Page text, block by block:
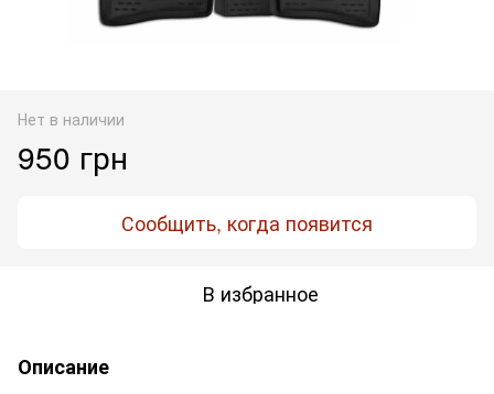
Нет в наличии
950 грн
Сообщить, когда появится
В избранное
Описание